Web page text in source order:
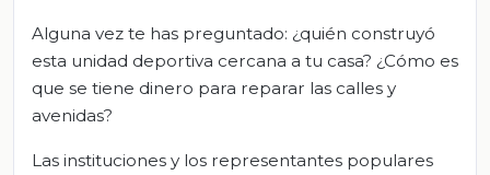
Alguna vez te has preguntado: ¿quién construyó
esta unidad deportiva cercana a tu casa? ¿Cómo es
que se tiene dinero para reparar las calles y
avenidas?
Las instituciones y los representantes populares